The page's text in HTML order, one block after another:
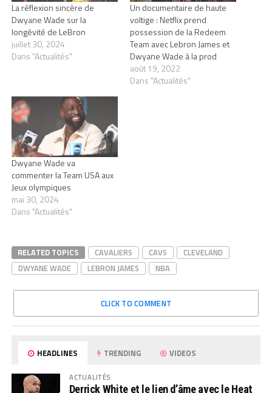
La réflexion sincère de
Dwyane Wade sur la
longévité de LeBron
juillet 30, 2024
Dans "Actualités"
Un documentaire de haute
voltige : Netflix prend
possession de la Redeem
Team avec Lebron James et
Dwyane Wade à la prod
août 19, 2022
Dans "Actualités"
Dwyane Wade va
commenter la Team USA aux
Jeux olympiques
mai 30, 2024
Dans "Actualités"
RELATED TOPICS CAVALIERS CAVS
CLEVELAND
DWYANE WADE
LEBRON JAMES NBA
CLICK TO COMMENT
HEADLINES TRENDING VIDEOS
ACTUALITÉS
Derrick White et le lien d’âme avec le Heat